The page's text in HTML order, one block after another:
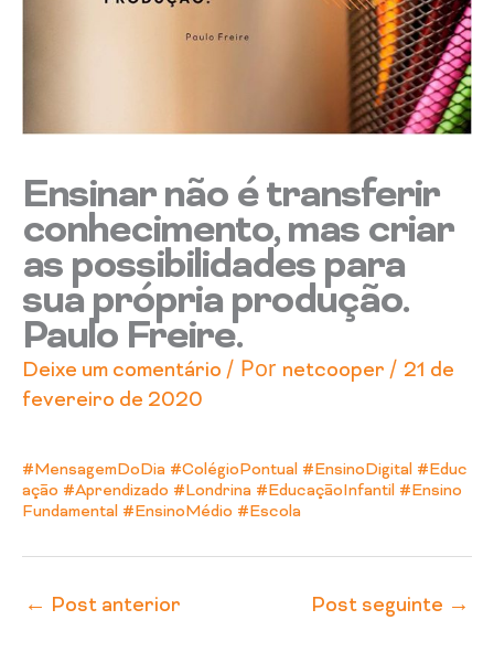
Ensinar não é transferir
conhecimento, mas criar
as possibilidades para
sua própria produção.
Paulo Freire.
Deixe um comentário / Por netcooper / 21 de
fevereiro de 2020
#MensagemDoDia #ColégioPontual #EnsinoDigital #Educ
ação #Aprendizado #Londrina #EducaçãoInfantil #Ensino
Fundamental #EnsinoMédio #Escola
← Post anterior Post seguinte →